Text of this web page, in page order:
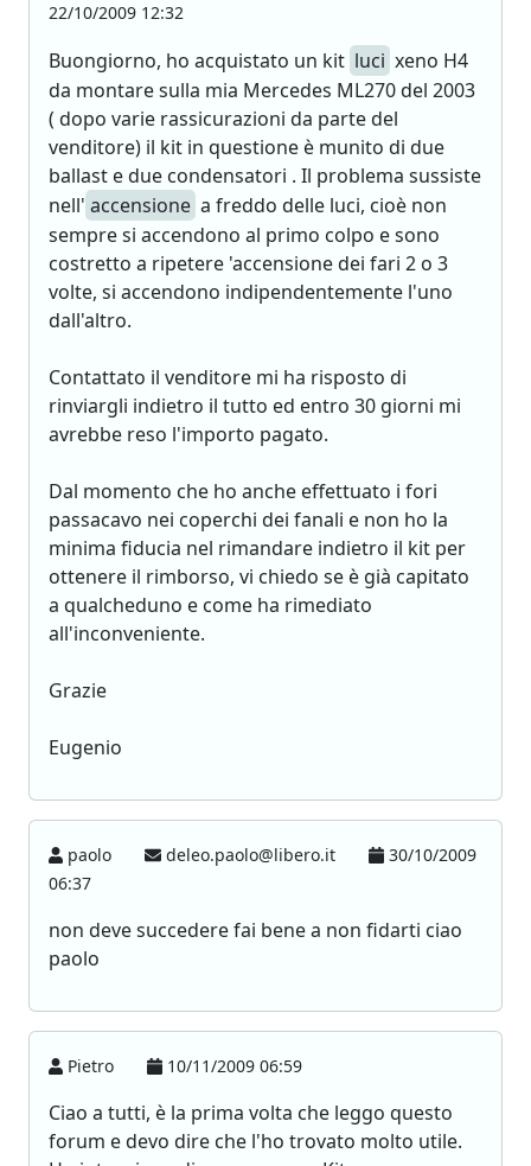
22/10/2009 12:32
Buongiorno, ho acquistato un kit luci xeno H4
da montare sulla mia Mercedes ML270 del 2003
( dopo varie rassicurazioni da parte del
venditore) il kit in questione è munito di due
ballast e due condensatori . Il problema sussiste
nell' accensione a freddo delle luci, cioè non
sempre si accendono al primo colpo e sono
costretto a ripetere 'accensione dei fari 2 o 3
volte, si accendono indipendentemente l'uno
dall'altro.
Contattato il venditore mi ha risposto di
rinviargli indietro il tutto ed entro 30 giorni mi
avrebbe reso l'importo pagato.
Dal momento che ho anche effettuato i fori
passacavo nei coperchi dei fanali e non ho la
minima fiducia nel rimandare indietro il kit per
ottenere il rimborso, vi chiedo se è già capitato
a qualcheduno e come ha rimediato
all'inconveniente.
Grazie
Eugenio
paolo deleo.paolo@libero.it
30/10/2009
06:37
non deve succedere fai bene a non fidarti ciao
paolo
Pietro 10/11/2009 06:59
Ciao a tutti, è la prima volta che leggo questo
forum e devo dire che l'ho trovato molto utile.